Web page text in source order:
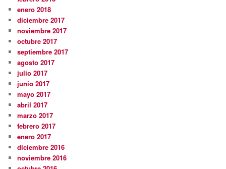
enero 2018
diciembre 2017
noviembre 2017
octubre 2017
septiembre 2017
agosto 2017
julio 2017
junio 2017
mayo 2017
abril 2017
marzo 2017
febrero 2017
enero 2017
diciembre 2016
noviembre 2016